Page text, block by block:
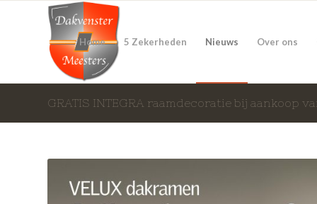
Home 5 Zekerheden Nieuws Over ons
GRATIS INTEGRA raamdecoratie bij aankoop